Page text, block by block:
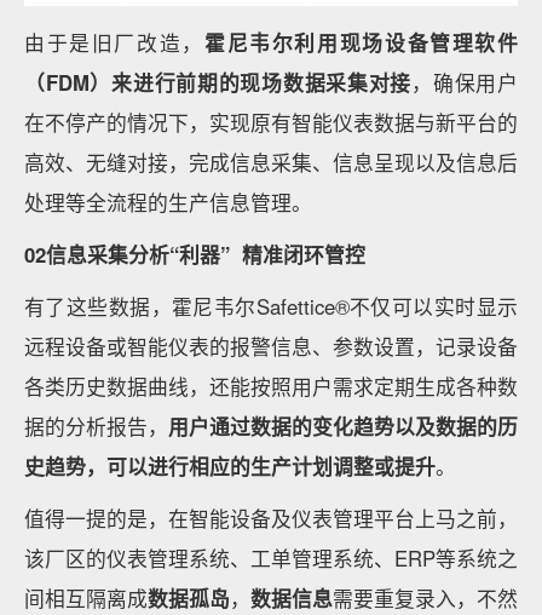
由于是旧厂改造， 霍尼韦尔利用现场设备管理软件
（FDM）来进行前期的现场数据采集对接，确保用户
在不停产的情况下，实现原有智能仪表数据与新平台的
高效、无缝对接，完成信息采集、信息呈现以及信息后
处理等全流程的生产信息管理。
02信息采集分析“利器” 精准闭环管控
有了这些数据，霍尼韦尔Safettice®不仅可以实时显示
远程设备或智能仪表的报警信息、参数设置，记录设备
各类历史数据曲线，还能按照用户需求定期生成各种数
据的分析报告， 用户通过数据的变化趋势以及数据的历
史趋势，可以进行相应的生产计划调整或提升。
值得一提的是，在智能设备及仪表管理平台上马之前，
该厂区的仪表管理系统、工单管理系统、ERP等系统之
间相互隔离成数据孤岛， 数据信息需要重复录入，不然